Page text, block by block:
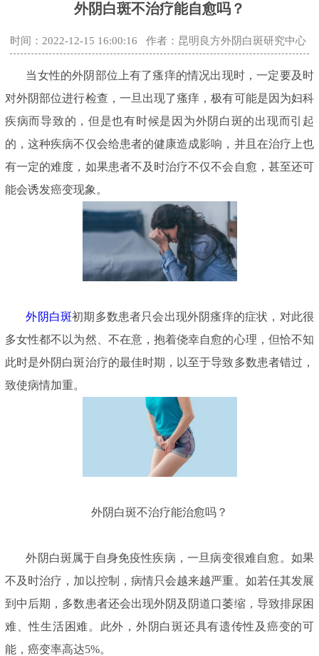
外阴白斑不治疗能自愈吗？
时间：2022-12-15 16:00:16 作者：昆明良方外阴白斑研究中心
当女性的外阴部位上有了瘙痒的情况出现时，一定要及时
对外阴部位进行检查，一旦出现了瘙痒，极有可能是因为妇科
疾病而导致的，但是也有时候是因为外阴白斑的出现而引起
的，这种疾病不仅会给患者的健康造成影响，并且在治疗上也
有一定的难度，如果患者不及时治疗不仅不会自愈，甚至还可
能会诱发癌变现象。
外阴白斑初期多数患者只会出现外阴瘙痒的症状，对此很
多女性都不以为然、不在意，抱着侥幸自愈的心理，但恰不知
此时是外阴白斑治疗的最佳时期，以至于导致多数患者错过，
致使病情加重。
外阴白斑不治疗能治愈吗？
外阴白斑属于自身免疫性疾病，一旦病变很难自愈。如果
不及时治疗，加以控制，病情只会越来越严重。如若任其发展
到中后期，多数患者还会出现外阴及阴道口萎缩，导致排尿困
难、性生活困难。此外，外阴白斑还具有遗传性及癌变的可
能，癌变率高达5%。